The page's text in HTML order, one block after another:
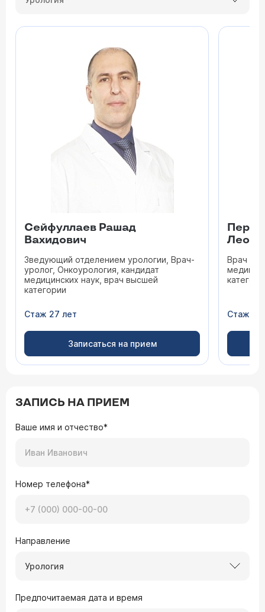
Сейфуллаев Рашад
Вахидович
Зведующий отделением урологии, Врач-
уролог, Онкоурология, кандидат
медицинских наук, врач высшей
категории
Стаж 27 лет
Записаться на прием
Врач
Стаж 45
ЗАПИСЬ НА ПРИЕМ
Ваше имя и отчество*
Номер телефона*
Направление
Урология
Предпочитаемая дата и время